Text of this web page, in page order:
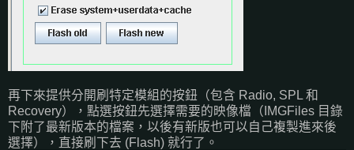
再下來提供分開刷特定模組的按鈕（包含 Radio, SPL 和
Recovery），點選按鈕先選擇需要的映像檔（IMGFiles 目錄
下附了最新版本的檔案，以後有新版也可以自己複製進來後
選擇），直接刷下去 (Flash) 就行了。